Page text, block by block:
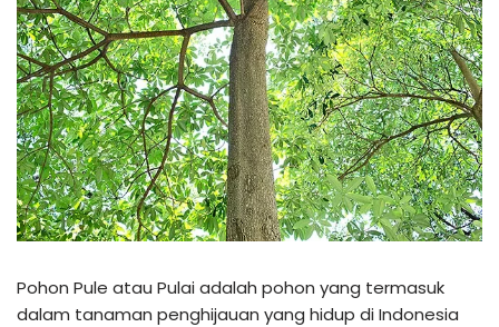
Pohon Pule atau Pulai adalah pohon yang termasuk
dalam tanaman penghijauan yang hidup di Indonesia